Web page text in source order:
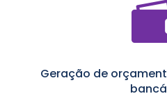
Geração de